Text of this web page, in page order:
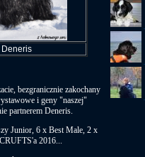
Deneris
bezgranicznie zakochany
i geny "naszej"
partnerem Deneris.
Junior, 6 x Best Male, 2 x
2016...